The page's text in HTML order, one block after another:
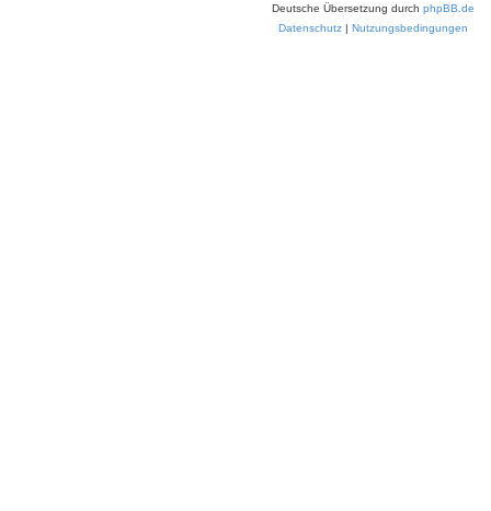
Deutsche Übersetzung durch phpBB.de
Datenschutz | Nutzungsbedingungen